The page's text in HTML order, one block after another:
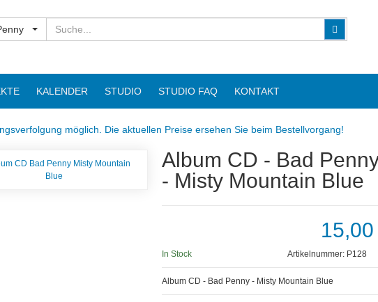
Suchen
KALENDER STUDIO STUDIO FAQ KONTAKT
möglich. Die aktuellen Preise ersehen Sie beim Bestellvorgang!
Album CD - Bad
- Misty Mountain Blue
In Stock Artikelnummer: P128
Album CD - Bad Penny - Misty Mountain Blue